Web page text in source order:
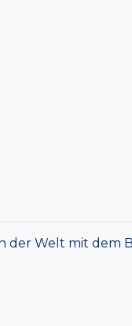
der Welt mit dem